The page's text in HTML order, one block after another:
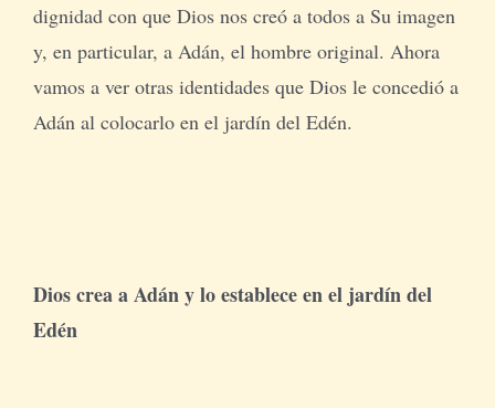
dignidad con que Dios nos creó a todos a Su imagen
y, en particular, a Adán, el hombre original. Ahora
vamos a ver otras identidades que Dios le concedió a
Adán al colocarlo en el jardín del Edén.
Dios crea a Adán y lo establece en el jardín del
Edén